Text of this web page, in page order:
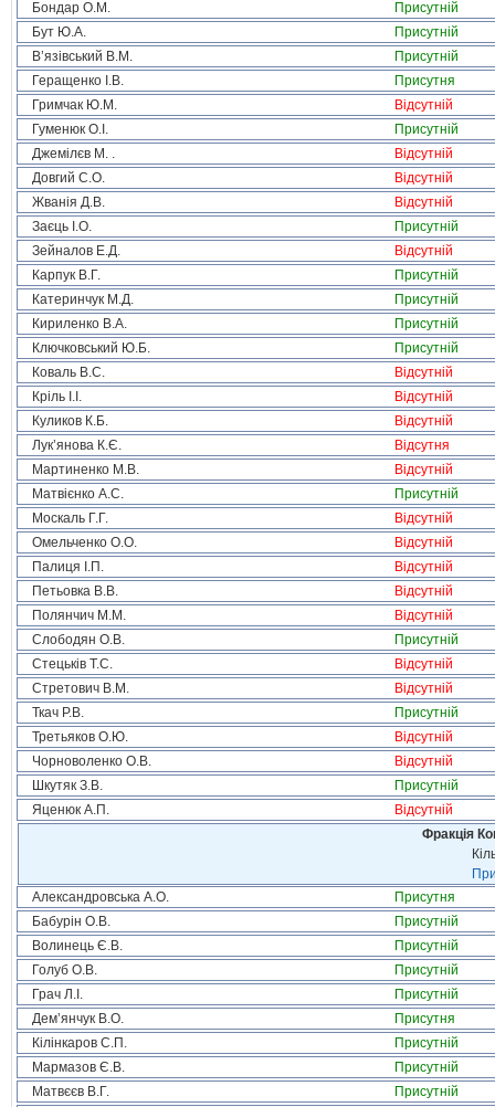
Бондар О.М.
Присутній
Бут Ю.А.
Присутній
В’язівський В.М.
Присутній
Геращенко І.В.
Присутня
Гримчак Ю.М.
Відсутній
Гуменюк О.І.
Присутній
Джемілєв М. .
Відсутній
Довгий С.О.
Відсутній
Жванія Д.В.
Відсутній
Заєць І.О.
Присутній
Зейналов Е.Д.
Відсутній
Карпук В.Г.
Присутній
Катеринчук М.Д.
Присутній
Кириленко В.А.
Присутній
Ключковський Ю.Б.
Присутній
Коваль В.С.
Відсутній
Кріль І.І.
Відсутній
Куликов К.Б.
Відсутній
Лук’янова К.Є.
Відсутня
Мартиненко М.В.
Відсутній
Матвієнко А.С.
Присутній
Москаль Г.Г.
Відсутній
Омельченко О.О.
Відсутній
Палиця І.П.
Відсутній
Петьовка В.В.
Відсутній
Полянчич М.М.
Відсутній
Слободян О.В.
Присутній
Стецьків Т.С.
Відсутній
Стретович В.М.
Відсутній
Ткач Р.В.
Присутній
Третьяков О.Ю.
Відсутній
Чорноволенко О.В.
Відсутній
Шкутяк З.В.
Присутній
Яценюк А.П.
Відсутній
Фракція
Александровська А.О.
Присутня
Бабурін О.В.
Присутній
Волинець Є.В.
Присутній
Голуб О.В.
Присутній
Грач Л.І.
Присутній
Дем’янчук В.О.
Присутня
Кілінкаров С.П.
Присутній
Мармазов Є.В.
Присутній
Матвєєв В.Г.
Присутній